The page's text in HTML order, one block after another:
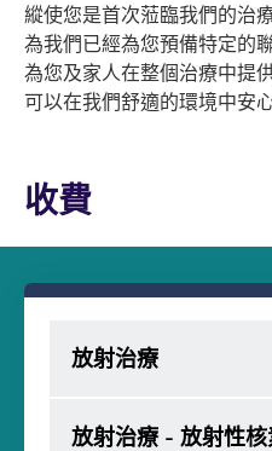
縱使您是首次蒞臨我們的治
為我們已經為您預備特定的
為您及家人在整個治療中提
可以在我們舒適的環境中安
收費
放射治療
放射治療 - 放射性